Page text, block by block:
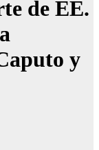
de EE.
y